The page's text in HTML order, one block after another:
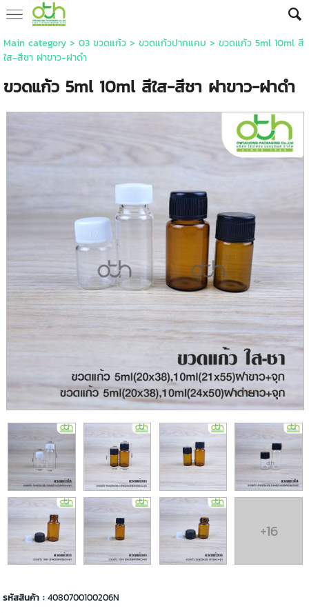
Main category> 03 ขวดแก้ว> ขวดแก้วปากแคบ > ขวดแก้ว 5ml 10ml สี
ใส-สีชา ฝาขาว-ฝาดำ
ขวดแก้ว 5ml 10ml สีใส-สีชา ฝาขาว-ฝาดำ
+16
รหัสสินค้า :4080700100206N